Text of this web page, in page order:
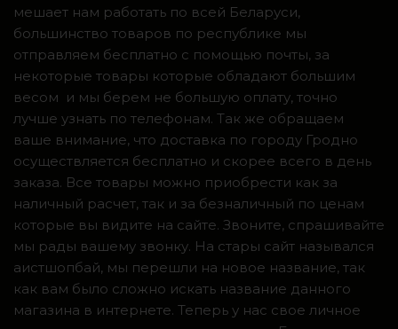
мешает нам работать по всей Беларуси,
большинство товаров по республике мы
отправляем бесплатно с помощью почты, за
некоторые товары которые обладают большим
весом и мы берем не большую оплату, точно
лучше узнать по телефонам. Так же обращаем
ваше внимание, что доставка по городу Гродно
осуществляется бесплатно и скорее всего в день
заказа. Все товары можно приобрести как за
наличный расчет, так и за безналичный по ценам
которые вы видите на сайте. Звоните, спрашивайте
мы рады вашему звонку. На стары сайт назывался
аистшопбай, мы перешли на новое название, так
как вам было сложно искать название данного
магазина в интернете. Теперь у нас свое личное